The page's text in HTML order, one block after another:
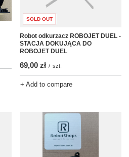
SOLD OUT
Robot odkurzacz ROBOJET DUEL -
STACJA DOKUJĄCA DO
ROBOJET DUEL
69,00 zł / szt.
+ Add to compare